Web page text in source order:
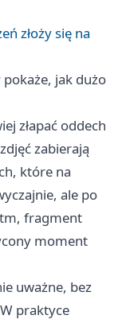
złoży się na
pokaże, jak dużo
złapać oddech
zabierają
które na
ale po
fragment
moment
uważne, bez
praktyce